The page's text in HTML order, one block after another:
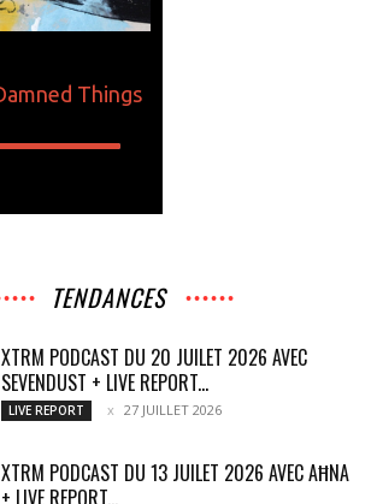
TENDANCES
XTRM PODCAST DU 20 JUILET 2026 AVEC
SEVENDUST + LIVE REPORT...
LIVE REPORT 27 JUILLET 2026
XTRM PODCAST DU 13 JUILET 2026 AVEC AĦNA
+ LIVE REPORT...